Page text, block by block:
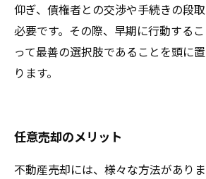
仰ぎ、債権者との交渉や手続きの段
必要です。その際、早期に行動する
って最善の選択肢であることを頭に
ります。
任意売却のメリット
不動産売却には、様々な方法があり